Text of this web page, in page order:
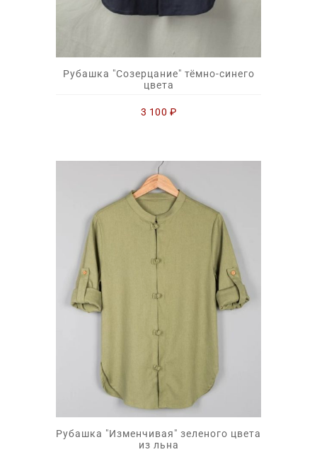
Рубашка "Созерцание" тёмно-синего
цвета
3 100 ₽
Рубашка "Изменчивая" зеленого цвета
из льна